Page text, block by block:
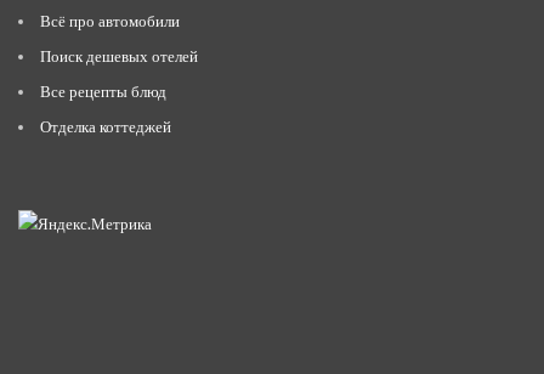
Всё про автомобили
Поиск дешевых отелей
Все рецепты блюд
Отделка коттеджей